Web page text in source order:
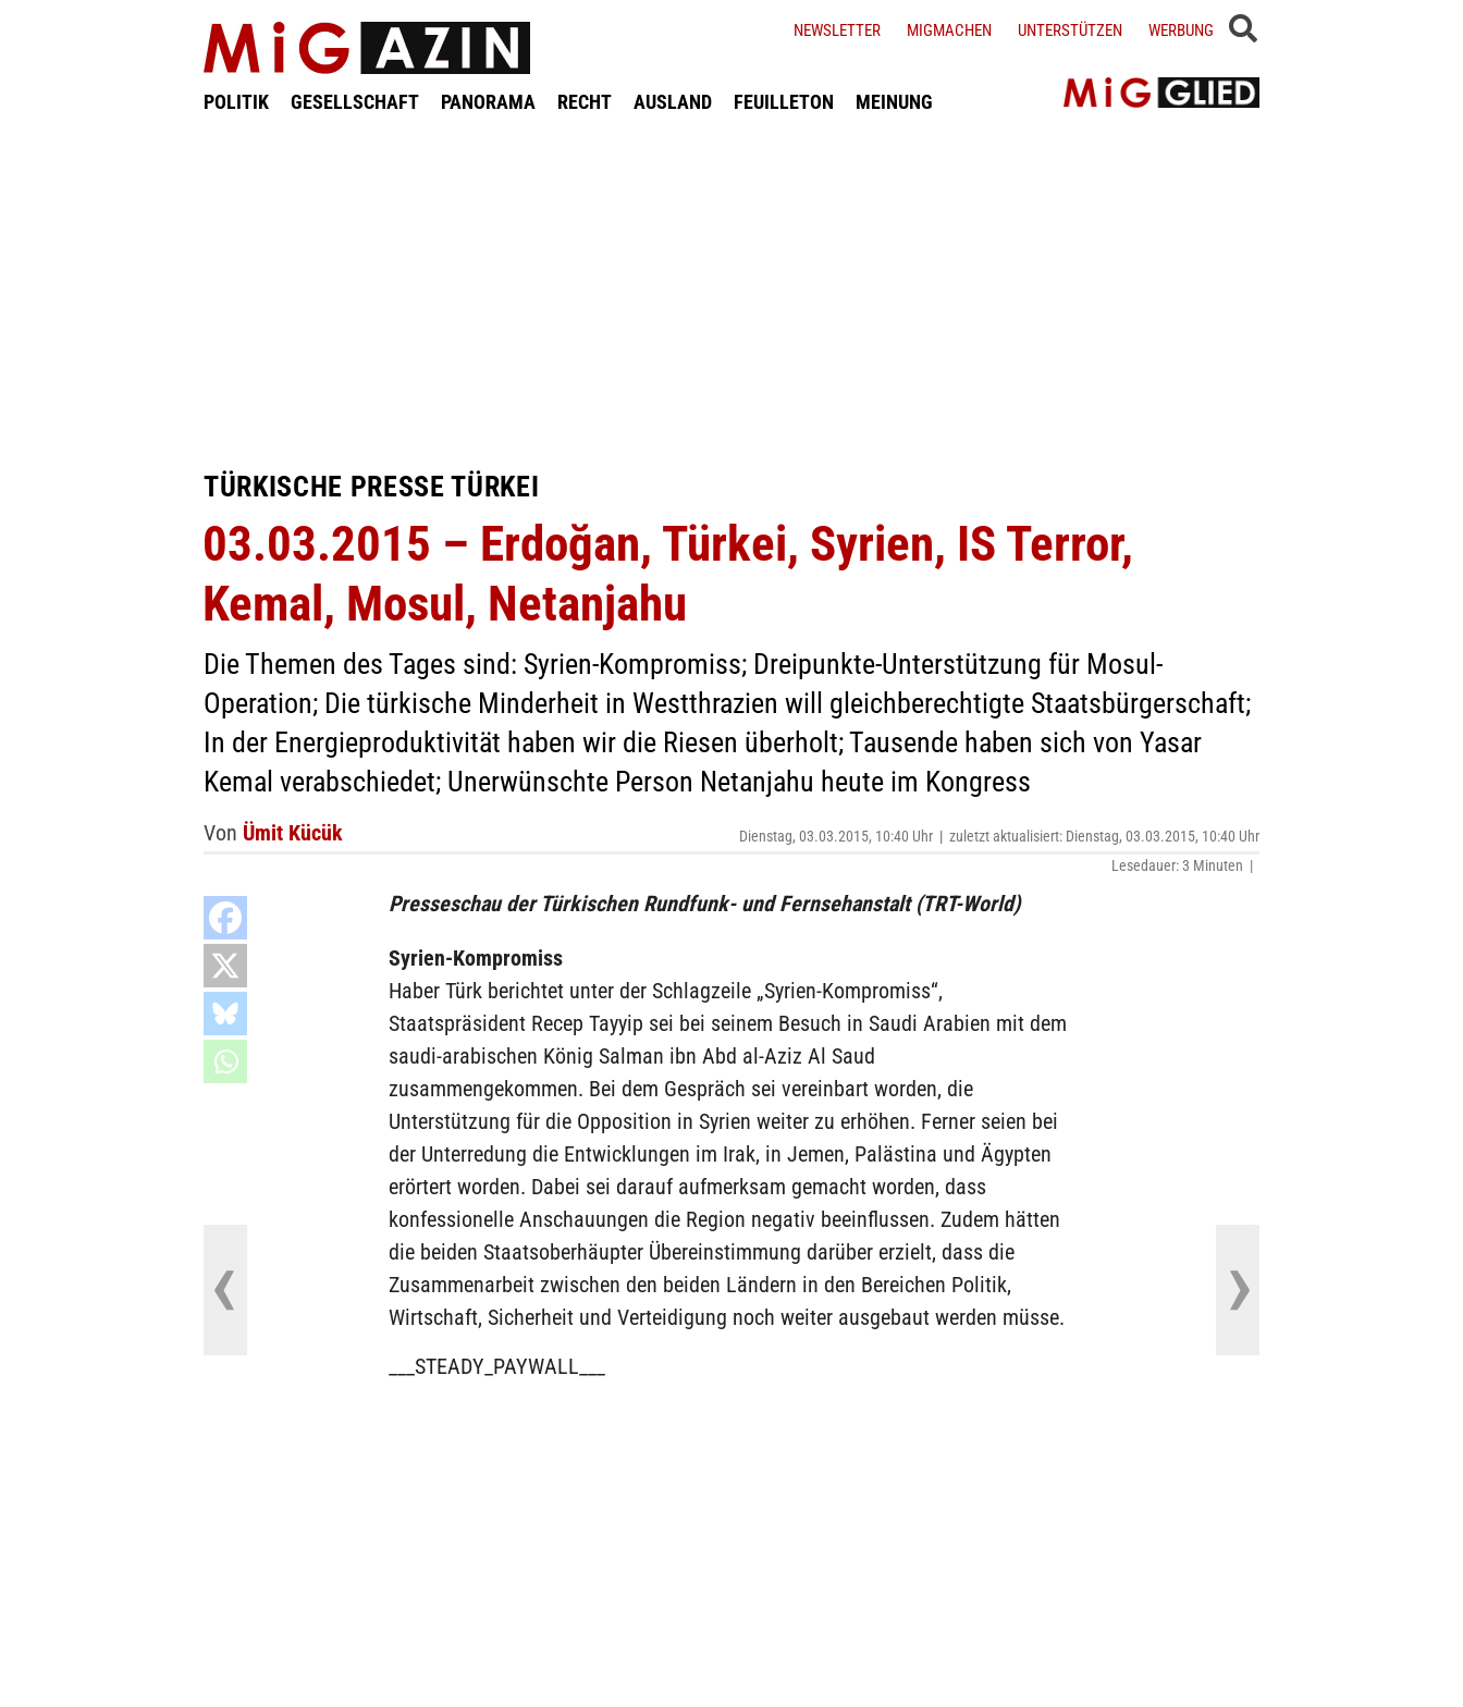
POLITIK GESELLSCHAFT PANORAMA RECHT AUSLAND FEUILLETON MEINUNG
NEWSLETTER MIGMACHEN UNTERSTÜTZEN WERBUNG
TÜRKISCHE PRESSE TÜRKEI
03.03.2015 – Erdoğan, Türkei, Syrien, IS Terror,
Kemal, Mosul, Netanjahu
Die Themen des Tages sind: Syrien-Kompromiss; Dreipunkte-Unterstützung für Mosul-
Operation; Die türkische Minderheit in Westthrazien will gleichberechtigte Staatsbürgerschaft;
In der Energieproduktivität haben wir die Riesen überholt; Tausende haben sich von Yasar
Kemal verabschiedet; Unerwünschte Person Netanjahu heute im Kongress
Von Ümit Kücük Dienstag, 03.03.2015, 10:40 Uhr | zuletzt aktualisiert: Dienstag, 03.03.2015, 10:40 Uhr
Lesedauer: 3 Minuten |
Presseschau der Türkischen Rundfunk- und Fernsehanstalt (TRT-World)
Syrien-Kompromiss
Haber Türk berichtet unter der Schlagzeile „Syrien-Kompromiss“,
Staatspräsident Recep Tayyip sei bei seinem Besuch in Saudi Arabien mit dem
saudi-arabischen König Salman ibn Abd al-Aziz Al Saud
zusammengekommen. Bei dem Gespräch sei vereinbart worden, die
Unterstützung für die Opposition in Syrien weiter zu erhöhen. Ferner seien bei
der Unterredung die Entwicklungen im Irak, in Jemen, Palästina und Ägypten
erörtert worden. Dabei sei darauf aufmerksam gemacht worden, dass
konfessionelle Anschauungen die Region negativ beeinflussen. Zudem hätten
die beiden Staatsoberhäupter Übereinstimmung darüber erzielt, dass die
Zusammenarbeit zwischen den beiden Ländern in den Bereichen Politik,
Wirtschaft, Sicherheit und Verteidigung noch weiter ausgebaut werden müsse.
___STEADY_PAYWALL___